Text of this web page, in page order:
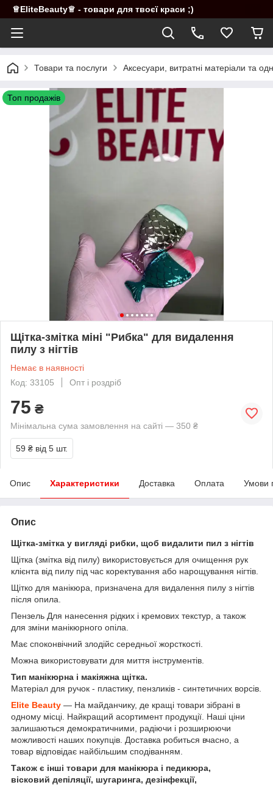
♕EliteBeauty♕ - товари для твоєї краси ;)
Товари та послуги Аксесуари, витратні матеріали та
Топ продажів
Щітка-змітка міні "Рибка" для видалення
пилу з нігтів
Немає в наявності
Код: 33105
Опт і роздріб
75 ₴
Мінімальна сума замовлення на сайті — 350 ₴
59 ₴ від 5 шт.
Опис Характеристики Доставка Оплата Умови
Опис
Щітка-змітка у вигляді рибки, щоб видалити пил з нігтів
Щітка (змітка від пилу) використовується для очищення рук
клієнта від пилу під час коректування або нарощування нігтів.
Щітко для манікюра, призначена для видалення пилу з нігтів
після опила.
Пензель Для нанесення рідких і кремових текстур, а також
для зміни манікюрного опіла.
Має споконвічний злодійс середньої жорсткості.
Можна використовувати для миття інструментів.
Тип манікюрна і макіяжна щітка.
Матеріал для ручок - пластику, пензликів - синтетичних ворсів.
Elite Beauty — На майданчику, де кращі товари зібрані в
одному місці. Найкращий асортимент продукції. Наші ціни
залишаються демократичними, радіючи і розширюючи
можливості наших покупців. Доставка робиться вчасно, а
товар відповідає найбільшим сподіванням.
Також є інші товари для манікюра і педикюра,
вісковий депіляції, шугаринга, дезінфекції,